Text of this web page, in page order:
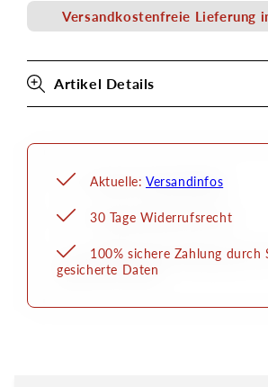
Grafo,
Infinity,
Grafo,
Infinity,
Versandkostenfreie Lieferung
Artikel Details
Aktuelle: Versandinfos
30 Tage Widerrufsrecht
100% sichere Zahlung durch
gesicherte Daten